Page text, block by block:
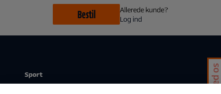
Bestil
Allerede kunde?
Log ind
Sport